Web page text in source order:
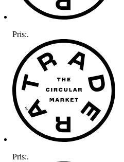
Pris:.
Pris:.